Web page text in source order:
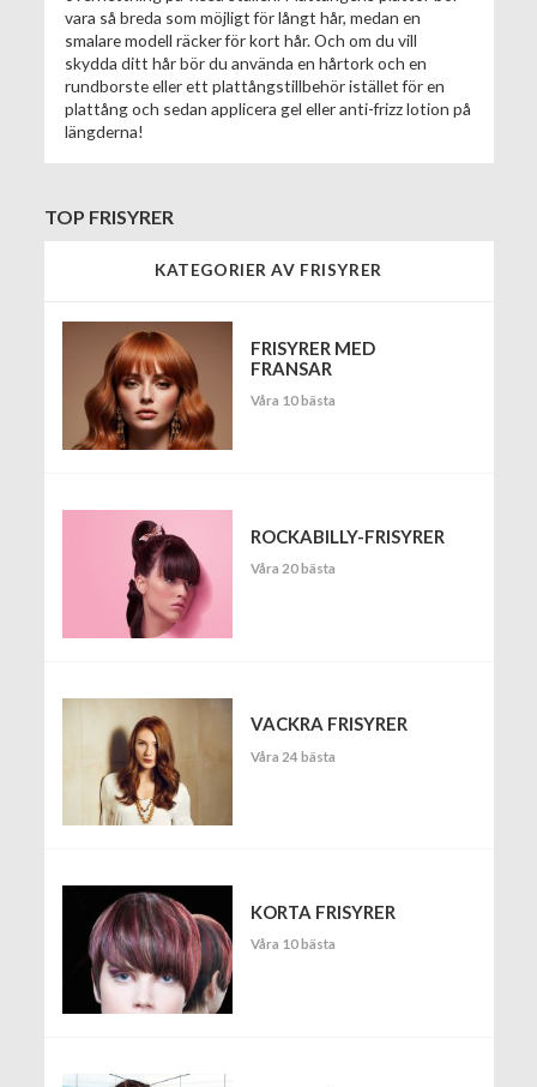
vara så breda som möjligt för långt hår, medan en
smalare modell räcker för kort hår. Och om du vill
skydda ditt hår bör du använda en hårtork och en
rundborste eller ett plattångstillbehör istället för en
plattång och sedan applicera gel eller anti-frizz lotion på
längderna!
TOP FRISYRER
KATEGORIER AV FRISYRER
FRISYRER MED
FRANSAR
Våra 10 bästa
ROCKABILLY-FRISYRER
Våra 20 bästa
VACKRA FRISYRER
Våra 24 bästa
KORTA FRISYRER
Våra 10 bästa